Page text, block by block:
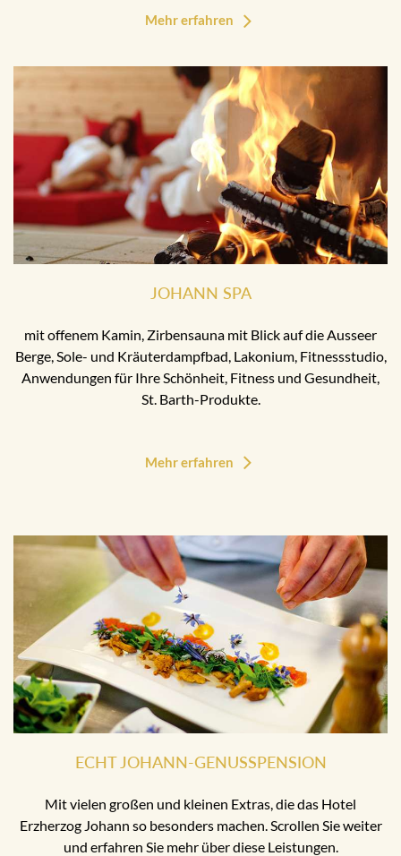
Mehr erfahren
JOHANN SPA
mit offenem Kamin, Zirbensauna mit Blick auf die Ausseer
Berge, Sole- und Kräuterdampfbad, Lakonium, Fitnessstudio,
Anwendungen für Ihre Schönheit, Fitness und Gesundheit,
St. Barth-Produkte.
Mehr erfahren
ECHT JOHANN-GENUSSPENSION
Mit vielen großen und kleinen Extras, die das Hotel
Erzherzog Johann so besonders machen. Scrollen Sie weiter
und erfahren Sie mehr über diese Leistungen.